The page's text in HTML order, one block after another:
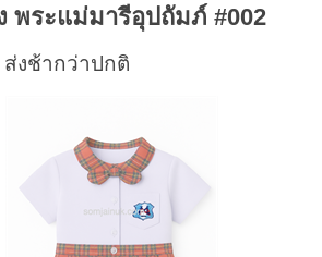
พระแม่มารีอุปถัมภ์ #002
งช้ากว่าปกติ